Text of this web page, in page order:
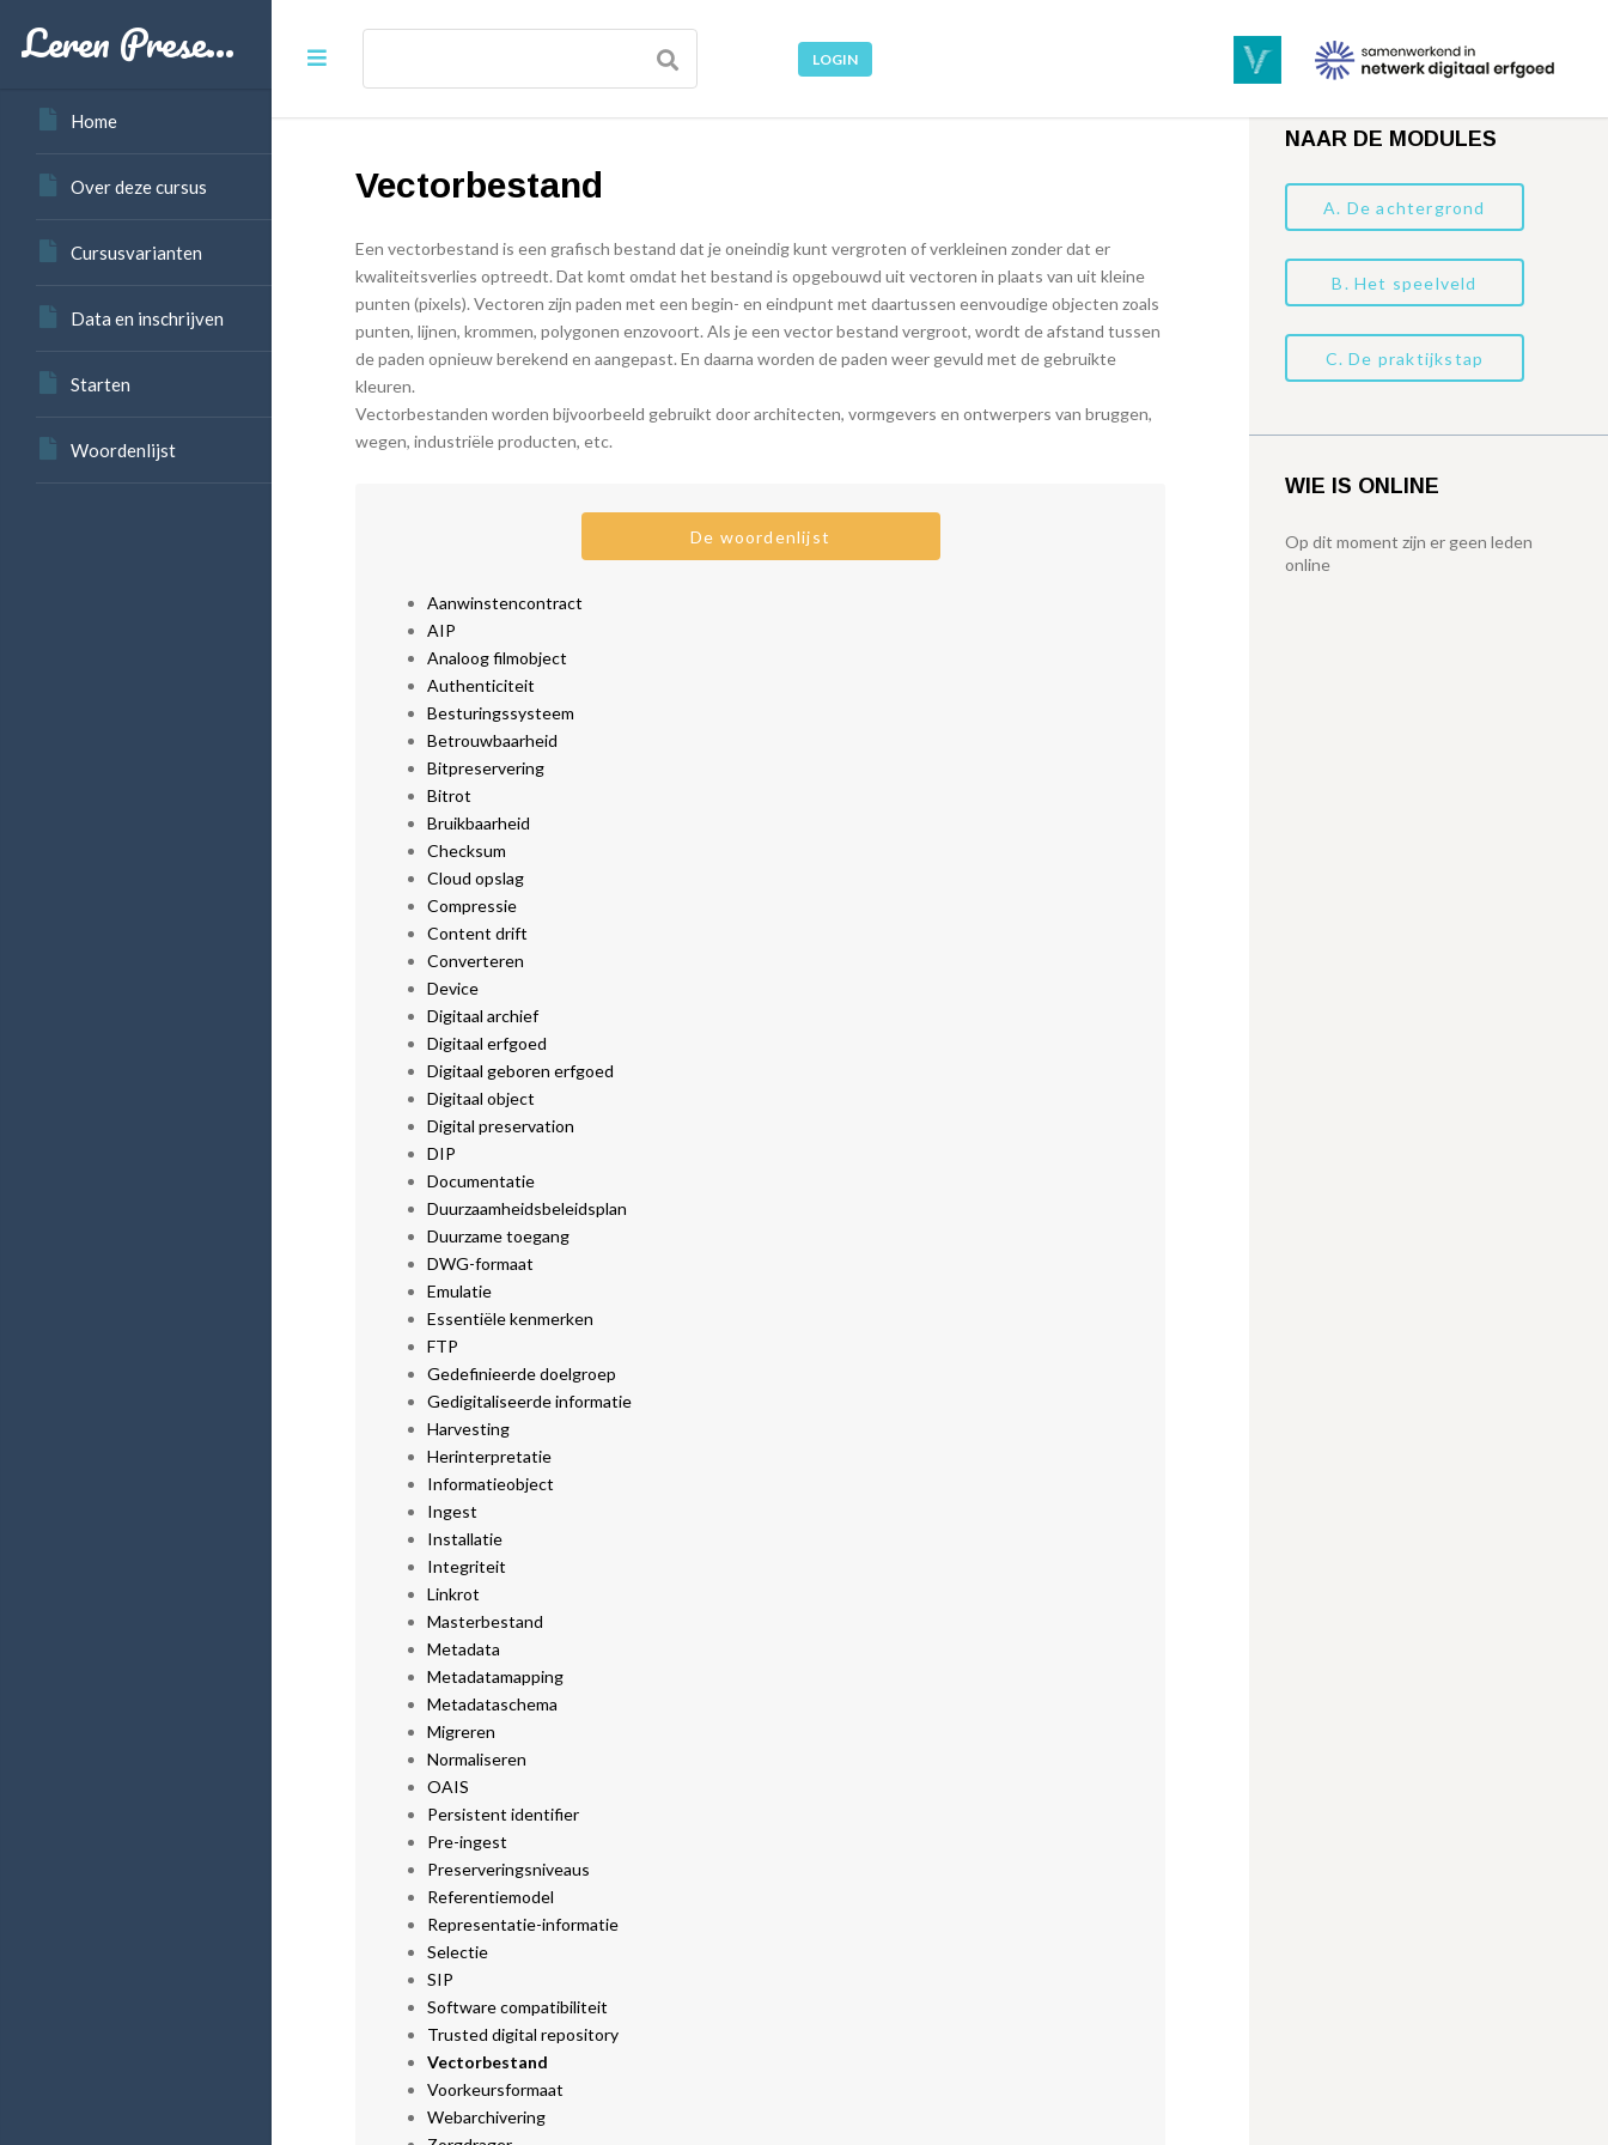
LOGIN
Leren Preserveren
Home
Over deze cursus
Cursusvarianten
Data en inschrijven
Starten
Woordenlijst
Vectorbestand
Een vectorbestand is een grafisch bestand dat je oneindig kunt vergroten of verkleinen zonder dat er
kwaliteitsverlies optreedt. Dat komt omdat het bestand is opgebouwd uit vectoren in plaats van uit kleine
punten (pixels). Vectoren zijn paden met een begin- en eindpunt met daartussen eenvoudige objecten zoals
punten, lijnen, krommen, polygonen enzovoort. Als je een vector bestand vergroot, wordt de afstand tussen
de paden opnieuw berekend en aangepast. En daarna worden de paden weer gevuld met de gebruikte
kleuren.
Vectorbestanden worden bijvoorbeeld gebruikt door architecten, vormgevers en ontwerpers van bruggen,
wegen, industriële producten, etc.
De woordenlijst
Aanwinstencontract
AIP
Analoog filmobject
Authenticiteit
Besturingssysteem
Betrouwbaarheid
Bitpreservering
Bitrot
Bruikbaarheid
Checksum
Cloud opslag
Compressie
Content drift
Converteren
Device
Digitaal archief
Digitaal erfgoed
Digitaal geboren erfgoed
Digitaal object
Digital preservation
DIP
Documentatie
Duurzaamheidsbeleidsplan
Duurzame toegang
DWG-formaat
Emulatie
Essentiële kenmerken
FTP
Gedefinieerde doelgroep
Gedigitaliseerde informatie
Harvesting
Herinterpretatie
Informatieobject
Ingest
Installatie
Integriteit
Linkrot
Masterbestand
Metadata
Metadatamapping
Metadataschema
Migreren
Normaliseren
OAIS
Persistent identifier
Pre-ingest
Preserveringsniveaus
Referentiemodel
Representatie-informatie
Selectie
SIP
Software compatibiliteit
Trusted digital repository
Vectorbestand
Voorkeursformaat
Webarchivering
NAAR DE MODULES
A. De achtergrond
B. Het speelveld
C. De praktijkstap
WIE IS ONLINE
Op dit moment zijn er geen leden
online